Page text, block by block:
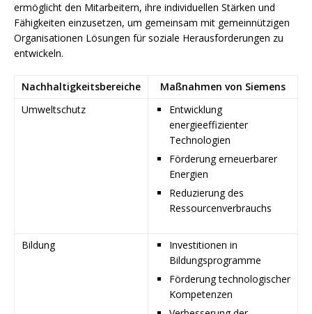
ermöglicht den Mitarbeitern, ihre individuellen Stärken und
Fähigkeiten einzusetzen, um gemeinsam mit gemeinnützigen
Organisationen Lösungen für soziale Herausforderungen zu
entwickeln.
Nachhaltigkeitsbereiche
Maßnahmen von Siemens
Umweltschutz
Entwicklung
energieeffizienter
Technologien
Förderung erneuerbarer
Energien
Reduzierung des
Ressourcenverbrauchs
Bildung
Investitionen in
Bildungsprogramme
Förderung technologischer
Kompetenzen